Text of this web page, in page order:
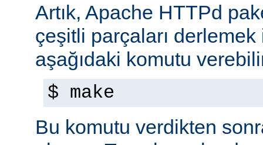
Artık, Apache HTTPd
çeşitli parçaları
aşağıdaki komutu
$ make
Bu komutu verdikten